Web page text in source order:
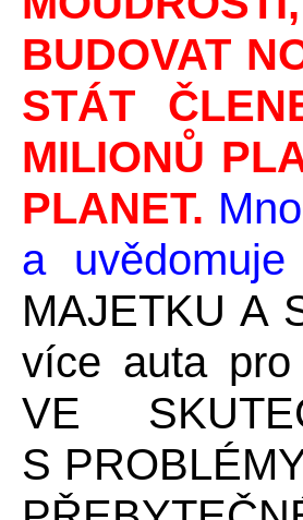
BUDOVAT
STÁT
MILIONŮ
PLANET.
a
MAJETKU A
více auta pro
VE
S